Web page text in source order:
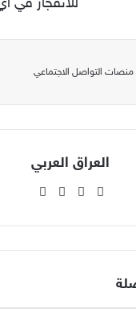
للانفجار
التواصل الاجتماعي
العراق العربي
فيسبوك
‫X
‫YouTube